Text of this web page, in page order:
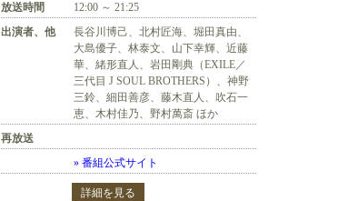
放送時間
12:00 ～ 21:25
出演者、他
長谷川博己、北村匠海、堀田真由、
大島優子、林泰文、山下幸輝、近藤
華、緒形直人、岩田剛典（EXILE／
三代目 J SOUL BROTHERS）、神野
三鈴、細田善彦、藤木直人、吹石一
恵、木村佳乃、野村萬斎 ほか
再放送
» 番組公式サイト
詳細を見る